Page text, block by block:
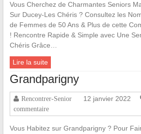
Vous Cherchez de Charmantes Seniors
Sur Ducey-Les Chéris ? Consultez les
de Femmes de 50 Ans & Plus de cette
! Rencontre Rapide & Simple avec Une
Chéris Grâce…
Lire la suite
Grandparigny
Rencontrer-Senior 12 janvier 2022
commentaire
Vous Habitez sur Grandparigny ? Pour